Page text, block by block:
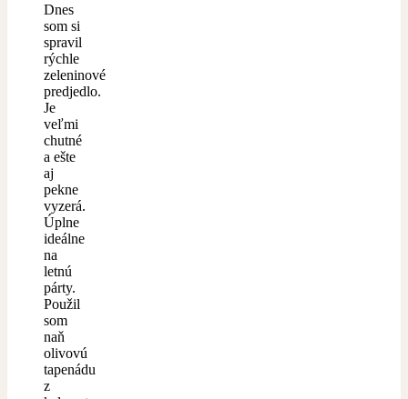
Dnes
som si
spravil
rýchle
zeleninové
predjedlo.
Je
veľmi
chutné
a ešte
aj
pekne
vyzerá.
Úplne
ideálne
na
letnú
párty.
Použil
som
naň
olivovú
tapenádu
z